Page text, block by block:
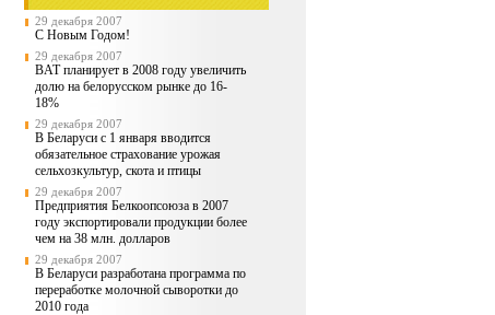
29 декабря 2007
С Новым Годом!
29 декабря 2007
BAT планирует в 2008 году увеличить
долю на белорусском рынке до 16-
18%
29 декабря 2007
В Беларуси с 1 января вводится
обязательное страхование урожая
сельхозкультур, скота и птицы
29 декабря 2007
Предприятия Белкоопсоюза в 2007
году экспортировали продукции более
чем на 38 млн. долларов
29 декабря 2007
В Беларуси разработана программа по
переработке молочной сыворотки до
2010 года